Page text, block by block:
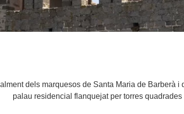
dels marquesos de Santa Maria de Barberà
palau residencial flanquejat per torres